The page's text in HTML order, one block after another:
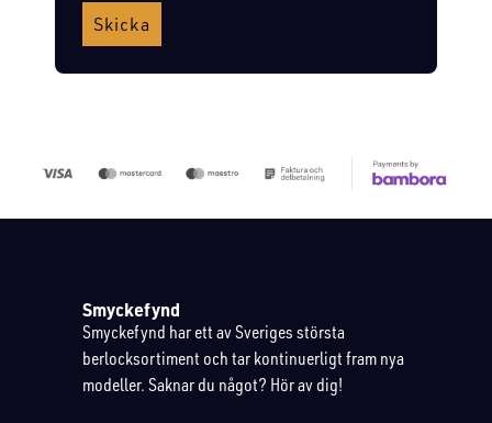
Skicka
Smyckefynd
Smyckefynd har ett av Sveriges största
berlocksortiment och tar kontinuerligt fram nya
modeller. Saknar du något? Hör av dig!